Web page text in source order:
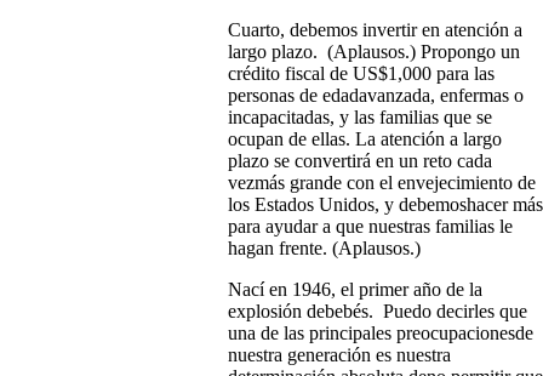
Cuarto, debemos invertir en atención a
largo plazo. (Aplausos.) Propongo un
crédito fiscal de US$1,000 para las
personas de edadavanzada, enfermas o
incapacitadas, y las familias que se
ocupan de ellas. La atención a largo
plazo se convertirá en un reto cada
vezmás grande con el envejecimiento de
los Estados Unidos, y debemoshacer más
para ayudar a que nuestras familias le
hagan frente. (Aplausos.)
Nací en 1946, el primer año de la
explosión debebés. Puedo decirles que
una de las principales preocupacionesde
nuestra generación es nuestra